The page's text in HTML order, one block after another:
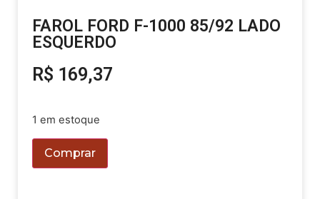
FAROL FORD F-1000 85/92 LADO
ESQUERDO
R$ 169,37
1 em estoque
Comprar